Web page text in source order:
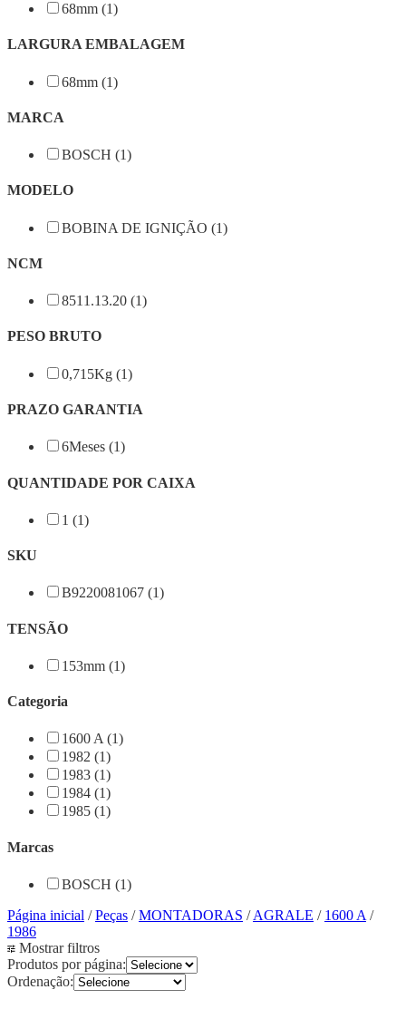
68mm (1)
LARGURA EMBALAGEM
68mm (1)
MARCA
BOSCH (1)
MODELO
BOBINA DE IGNIÇÃO (1)
NCM
8511.13.20 (1)
PESO BRUTO
0,715Kg (1)
PRAZO GARANTIA
6Meses (1)
QUANTIDADE POR CAIXA
1 (1)
SKU
B9220081067 (1)
TENSÃO
153mm (1)
Categoria
1600 A (1)
1982 (1)
1983 (1)
1984 (1)
1985 (1)
Marcas
BOSCH (1)
Página inicial /Peças /MONTADORAS /AGRALE / 1600 A /
1986
Mostrar filtros
Produtos por página:
Ordenação: